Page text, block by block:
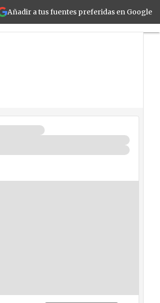
Añadir a tus fuentes preferidas en Google